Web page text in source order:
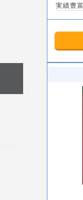
実績豊